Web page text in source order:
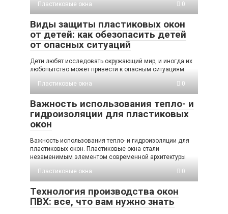
Пластиковые окна
0
Виды защиты пластиковых окон
от детей: как обезопасить детей
от опасных ситуаций
Дети любят исследовать окружающий мир, и иногда их
любопытство может привести к опасным ситуациям.
Пластиковые окна
0
Важность использования тепло- и
гидроизоляции для пластиковых
окон
Важность использования тепло- и гидроизоляции для
пластиковых окон. Пластиковые окна стали
незаменимым элементом современной архитектуры
Пластиковые окна
0
Технология производства окон
ПВХ: все, что вам нужно знать